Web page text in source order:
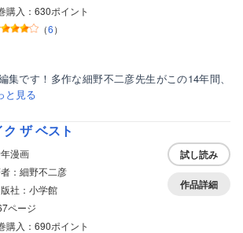
購入：630ポイント
（6）
集です！多作な細野不二彦先生がこの14年間、
と見る
ザ ベスト
漫画
：細野不二彦
社：小学館
ページ
購入：690ポイント
試し読み
作品詳細